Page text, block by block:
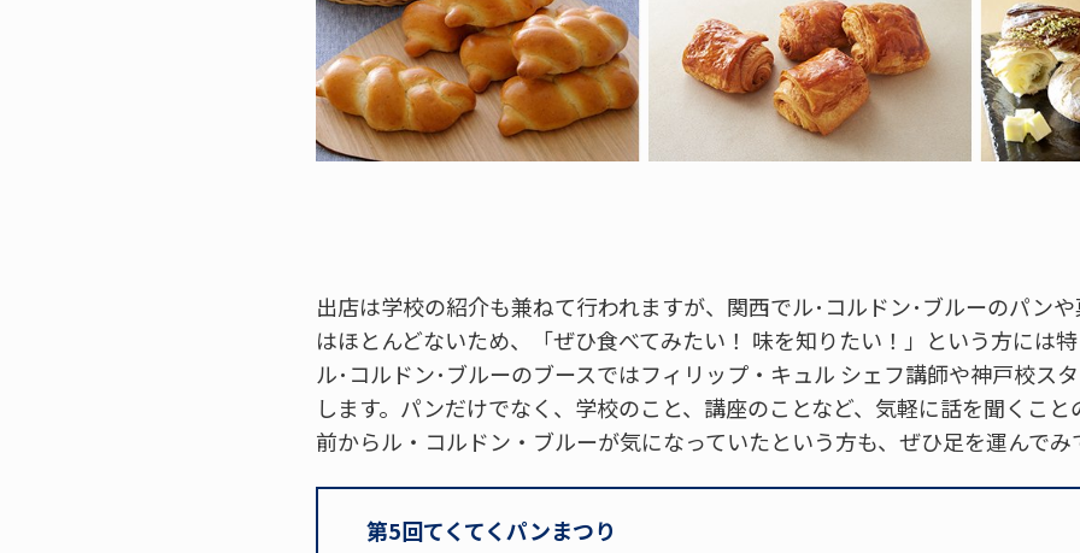
出店は学校の紹介も兼ねて行われますが、関西でル･コルドン･ブルーのパン
はほとんどないため、「ぜひ食べてみたい！ 味を知りたい！」という方には
ル･コルドン･ブルーのブースではフィリップ・キュル シェフ講師や神戸校ス
します。パンだけでなく、学校のこと、講座のことなど、気軽に話を聞くこ
前からル・コルドン・ブルーが気になっていたという方も、ぜひ足を運んでみ
第5回てくてくパンまつり